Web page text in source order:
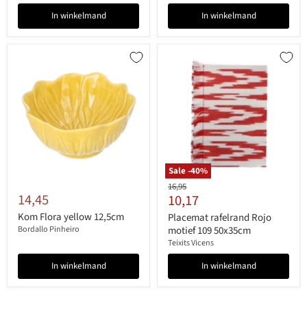
In winkelmand In winkelmand
14,45
Kom Flora yellow 12,5cm
Bordallo Pinheiro
In winkelmand
Sale -40%
Originele
prijs
16,95
Huidige
prijs
10,17
Placemat rafelrand Rojo
motief 109 50x35cm
Teixits Vicens
In winkelmand